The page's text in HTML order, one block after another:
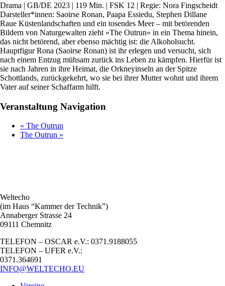
Drama | GB/DE 2023 | 119 Min. | FSK 12 | Regie: Nora Fingscheidt
Darsteller*innen: Saoirse Ronan, Paapa Essiedu, Stephen Dillane
Raue Küstenlandschaften und ein tosendes Meer – mit betörenden
Bildern von Naturgewalten zieht »The Outrun« in ein Thema hinein,
das nicht betörend, aber ebenso mächtig ist: die Alkoholsucht.
Hauptfigur Rona (Saoirse Ronan) ist ihr erlegen und versucht, sich
nach einem Entzug mühsam zurück ins Leben zu kämpfen. Hierfür ist
sie nach Jahren in ihre Heimat, die Orkneyinseln an der Spitze
Schottlands, zurückgekehrt, wo sie bei ihrer Mutter wohnt und ihrem
Vater auf seiner Schaffarm hilft.
Veranstaltung Navigation
« The Outrun
The Outrun »
Weltecho
(im Haus “Kammer der Technik”)
Annaberger Strasse 24
09111 Chemnitz
TELEFON – OSCAR e.V.: 0371.9188055
TELEFON – UFER e.V.:
0371.364691
INFO@WELTECHO.EU